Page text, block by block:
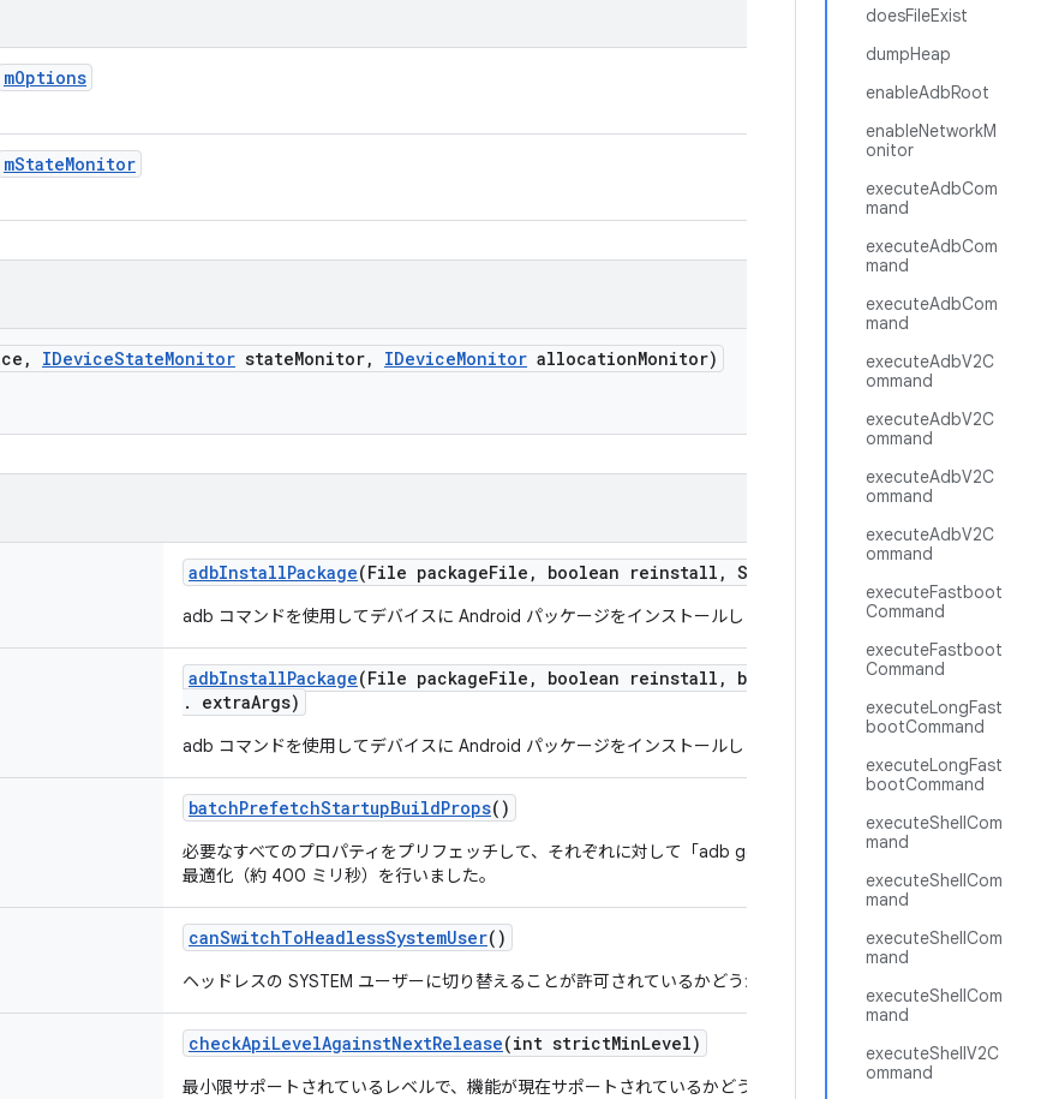
doesFileExist
dumpHeap
enableAdbRoot
enableNetworkM
onitor
executeAdbCom
mand
executeAdbCom
mand
executeAdbCom
mand
executeAdbV2C
ommand
executeAdbV2C
ommand
executeAdbV2C
ommand
executeAdbV2C
ommand
executeFastboot
Command
executeFastboot
Command
executeLongFast
bootCommand
executeLongFast
bootCommand
executeShellCom
mand
executeShellCom
mand
executeShellCom
mand
executeShellCom
mand
executeShellV2C
ommand
mOptions
mStateMonitor
, IDeviceStateMonitor stateMonitor, IDeviceMonitor allocationMonitor)
adbInstallPackage(File packageFile , boolean reinstall , String
adb コマンドを使用してデバイスに Android パッケージをインストールします。
adbInstallPackage(File packageFile , boolean reinstall , boolean grantPermissions
.
extraArgs)
adb コマンドを使用してデバイスに Android パッケージをインストールします。
batchPrefetchStartupBuildProps()
必要なすべてのプロパティをプリフェッチして、それぞれに対して「adb getprop」を呼び出すのではなく、マイ
最適化（約 400 ミリ秒）を行いました。
canSwitchToHeadlessSystemUser()
ヘッドレスの SYSTEM ユーザーに切り替えることが許可されているかどうかを返します。
checkApiLevelAgainstNextRelease(int strictMinLevel)
最小限サポートされているレベルで、機能が現在サポートされているかどうかを確認します。